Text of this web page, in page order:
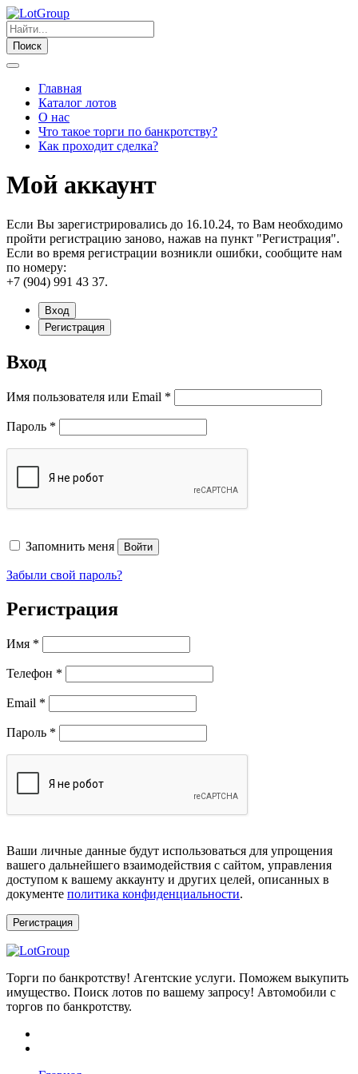
Поиск
Главная
Каталог лотов
О нас
Что такое торги по банкротству?
Как проходит сделка?
Мой аккаунт
Если Вы зарегистрировались до 16.10.24, то Вам необходимо
пройти регистрацию заново, нажав на пункт "Регистрация".
Если во время регистрации возникли ошибки, сообщите нам
по номеру:
+7 (904) 991 43 37.
Вход
Регистрация
Вход
Имя пользователя или Email *
Пароль *
Запомнить меня Войти
Забыли свой пароль?
Регистрация
Имя *
Телефон *
Email *
Пароль *
Ваши личные данные будут использоваться для упрощения
вашего дальнейшего взаимодействия с сайтом, управления
доступом к вашему аккаунту и других целей, описанных в
документе политика конфиденциальности.
Регистрация
Торги по банкротству! Агентские услуги. Поможем выкупить
имущество. Поиск лотов по вашему запросу! Автомобили с
торгов по банкротству.